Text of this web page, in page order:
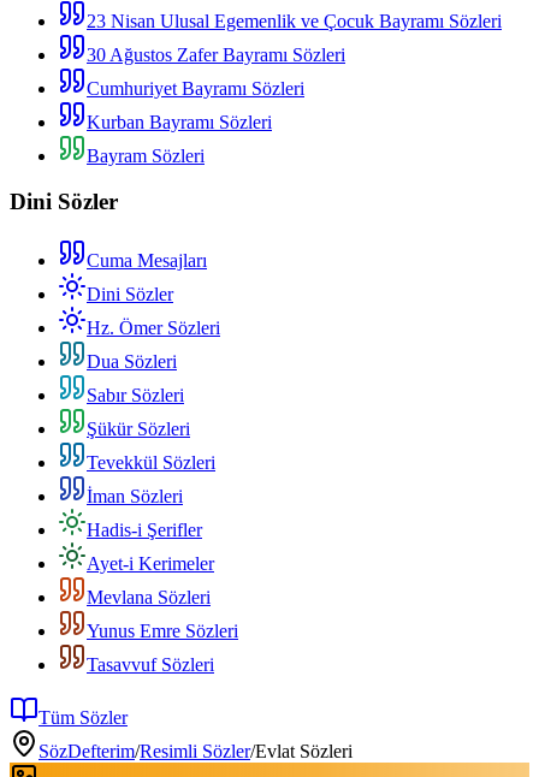
23 Nisan Ulusal Egemenlik ve Çocuk Bayramı Sözleri
30 Ağustos Zafer Bayramı Sözleri
Cumhuriyet Bayramı Sözleri
Kurban Bayramı Sözleri
Bayram Sözleri
Dini Sözler
Cuma Mesajları
Dini Sözler
Hz. Ömer Sözleri
Dua Sözleri
Sabır Sözleri
Şükür Sözleri
Tevekkül Sözleri
İman Sözleri
Hadis-i Şerifler
Ayet-i Kerimeler
Mevlana Sözleri
Yunus Emre Sözleri
Tasavvuf Sözleri
Tüm Sözler
SözDefterim/Resimli Sözler/Evlat Sözleri